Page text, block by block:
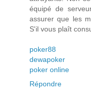
équipé de
assurer que les
S'il vous plaît
poker88
dewapoker
poker online
Répondre